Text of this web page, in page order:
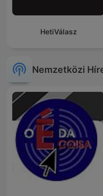
HetiVálasz
Nemzetközi